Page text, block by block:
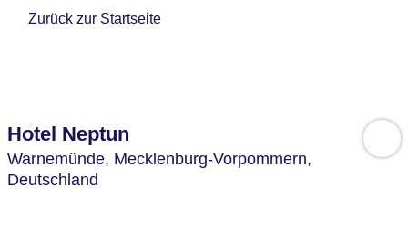
Zurück zur Startseite
Hotel Neptun
Warnemünde, Mecklenburg-Vorpommern,
Deutschland